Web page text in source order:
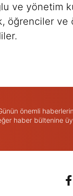
ve yönetim
öğrenciler
önemli
haber bültenine